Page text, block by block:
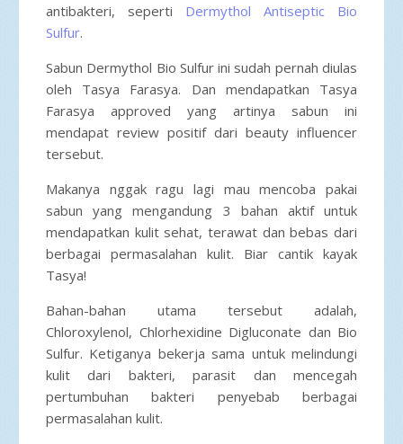
antibakteri, seperti Dermythol Antiseptic Bio
Sulfur.
Sabun Dermythol Bio Sulfur ini sudah pernah diulas
oleh Tasya Farasya. Dan mendapatkan Tasya
Farasya approved yang artinya sabun ini
mendapat review positif dari beauty influencer
tersebut.
Makanya nggak ragu lagi mau mencoba pakai
sabun yang mengandung 3 bahan aktif untuk
mendapatkan kulit sehat, terawat dan bebas dari
berbagai permasalahan kulit. Biar cantik kayak
Tasya!
Bahan-bahan utama tersebut adalah,
Chloroxylenol, Chlorhexidine Digluconate dan Bio
Sulfur. Ketiganya bekerja sama untuk melindungi
kulit dari bakteri, parasit dan mencegah
pertumbuhan bakteri penyebab berbagai
permasalahan kulit.